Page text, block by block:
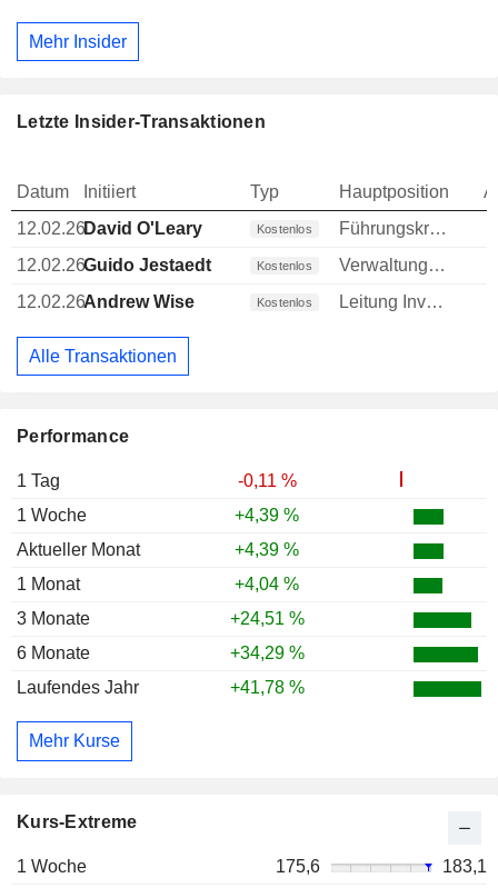
Performance
1 Tag
-0,11 %
1 Woche
+4,39 %
Aktueller Monat
+4,39 %
1 Monat
+4,04 %
3 Monate
+24,51 %
6 Monate
+34,29 %
Laufendes Jahr
+41,78 %
Mehr Kurse
Kurs-Extreme
1 Woche 175,6
183,1
Mehr Insider
Letzte Insider-Transaktionen
Datum Initiiert Typ Hauptposition
12.02.26David O'Leary Kostenlos
Führungskraft / leitender Angestellter
12.02.26Guido Jestaedt Kostenlos
Verwaltungsdirektor
12.02.26Andrew Wise Kostenlos Leitung Investments
Alle Transaktionen